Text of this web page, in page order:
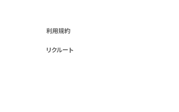
利用規約
リクルート